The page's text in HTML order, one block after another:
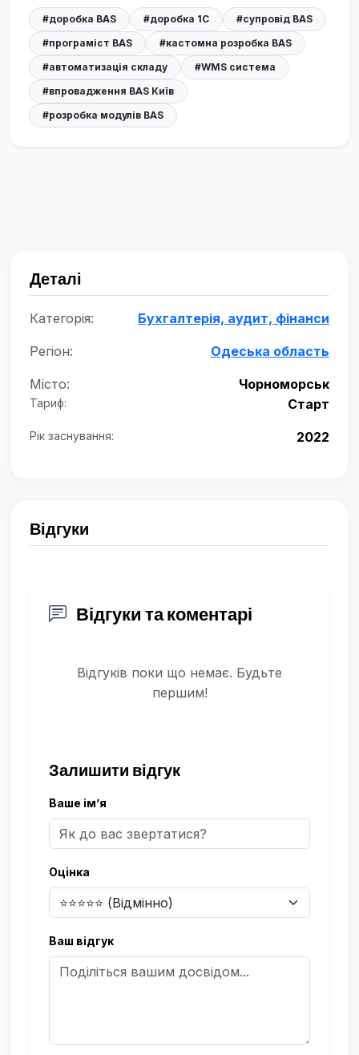
#доробка BAS #доробка 1С
#супровід BAS
#програміст BAS
#кастомна розробка BAS
#автоматизація складу
#WMS система
#впровадження BAS Київ
#розробка модулів BAS
Деталі
Категорія: Бухгалтерія, аудит, фінанси
Регіон: Одеська область
Місто: Чорноморськ
Тариф: Старт
Рік заснування: 2022
Відгуки
Відгуки та коментарі
Відгуків поки що немає. Будьте
першим!
Залишити відгук
Ваше ім’я
Оцінка
Ваш відгук